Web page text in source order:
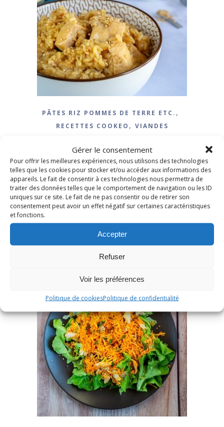
Gérer le consentement
Pour offrir les meilleures expériences, nous utilisons des technologies
telles que les cookies pour stocker et/ou accéder aux informations des
appareils. Le fait de consentir à ces technologies nous permettra de
traiter des données telles que le comportement de navigation ou les ID
uniques sur ce site. Le fait de ne pas consentir ou de retirer son
consentement peut avoir un effet négatif sur certaines caractéristiques
et fonctions.
Accepter
Refuser
Voir les préférences
Politique de cookiesPolitique de confidentialité
PÂTES RIZ POMMES DE TERRE ETC. ,
RECETTES COOKEO , VIANDES
Poulet sauté au sésame
21 octobre 2021 / 18 Commentaires
LIRE LA SUITE